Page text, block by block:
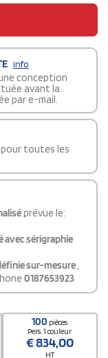
info
conception
avant la
par e-mail.
toutes les
prévue le:
avec sérigraphie
sur-mesure,
0187653923
100 pièces
Pers. 1 couleur
€834,00
HT